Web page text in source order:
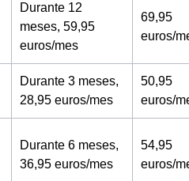
Durante 12
meses, 59,95
euros/mes
69,95
euros/
Durante 3 meses,
28,95 euros/mes
50,95
euros/
Durante 6 meses,
36,95 euros/mes
54,95
euros/